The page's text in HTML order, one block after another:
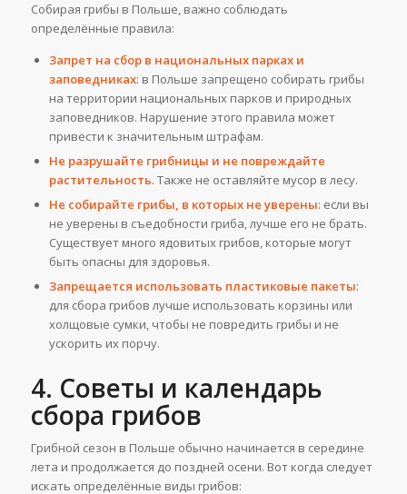
Собирая грибы в Польше, важно соблюдать
определённые правила:
Запрет на сбор в национальных парках и
заповедниках: в Польше запрещено собирать грибы
на территории национальных парков и природных
заповедников. Нарушение этого правила может
привести к значительным штрафам.
Не разрушайте грибницы и не повреждайте
растительность. Также не оставляйте мусор в лесу.
Не собирайте грибы, в которых не уверены: если вы
не уверены в съедобности гриба, лучше его не брать.
Существует много ядовитых грибов, которые могут
быть опасны для здоровья.
Запрещается использовать пластиковые пакеты:
для сбора грибов лучше использовать корзины или
холщовые сумки, чтобы не повредить грибы и не
ускорить их порчу.
4. Советы и календарь
сбора грибов
Грибной сезон в Польше обычно начинается в середине
лета и продолжается до поздней осени. Вот когда следует
искать определённые виды грибов: